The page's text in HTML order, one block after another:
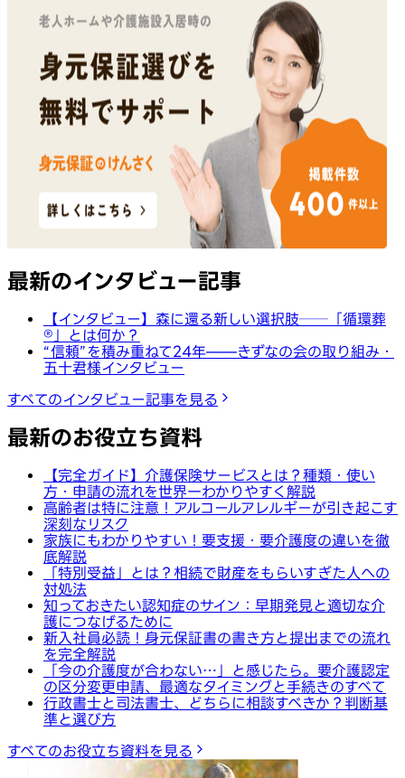
最新のインタビュー記事
【インタビュー】森に還る新しい選択肢──「循環葬
®︎」とは何か？
“信頼”を積み重ねて24年——きずなの会の取り組み・
五十君様インタビュー
すべてのインタビュー記事を見る
最新のお役立ち資料
【完全ガイド】介護保険サービスとは？種類・使い
方・申請の流れを世界一わかりやすく解説
高齢者は特に注意！アルコールアレルギーが引き起こす
深刻なリスク
家族にもわかりやすい！要支援・要介護度の違いを徹
底解説
「特別受益」とは？相続で財産をもらいすぎた人への
対処法
知っておきたい認知症のサイン：早期発見と適切な介
護につなげるために
新入社員必読！身元保証書の書き方と提出までの流れ
を完全解説
「今の介護度が合わない…」と感じたら。要介護認定
の区分変更申請、最適なタイミングと手続きのすべて
行政書士と司法書士、どちらに相談すべきか？判断基
準と選び方
すべてのお役立ち資料を見る